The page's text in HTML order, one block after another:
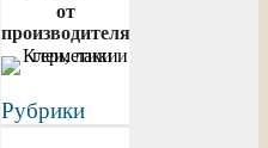
от
производителя
Рубрики